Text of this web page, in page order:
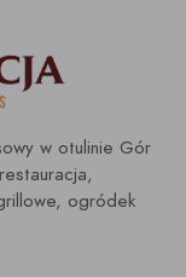
w otulinie Gór
ogródek